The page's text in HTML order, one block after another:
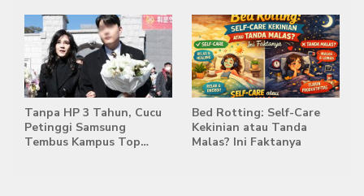
Tanpa HP 3 Tahun, Cucu
Petinggi Samsung
Tembus Kampus Top
Bed Rotting: Self-Care
Kekinian atau Tanda
Malas? Ini Faktanya